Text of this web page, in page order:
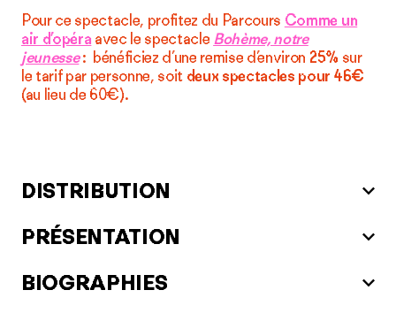
Pour ce spectacle, profitez du Parcours Comme un
air d’opéra avec le spectacle Bohème, notre
jeunesse : bénéficiez d’une remise d’environ 25% sur
le tarif par personne, soit deux spectacles pour 46€
(au lieu de 60€).
DISTRIBUTION
PRÉSENTATION
BIOGRAPHIES